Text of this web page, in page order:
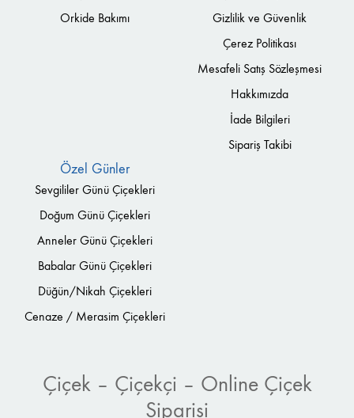
Orkide Bakımı
Gizlilik ve Güvenlik
Çerez Politikası
Mesafeli Satış Sözleşmesi
Hakkımızda
İade Bilgileri
Sipariş Takibi
Özel Günler
Sevgililer Günü Çiçekleri
Doğum Günü Çiçekleri
Anneler Günü Çiçekleri
Babalar Günü Çiçekleri
Düğün/Nikah Çiçekleri
Cenaze / Merasim Çiçekleri
Çiçek – Çiçekçi – Online Çiçek
Siparişi